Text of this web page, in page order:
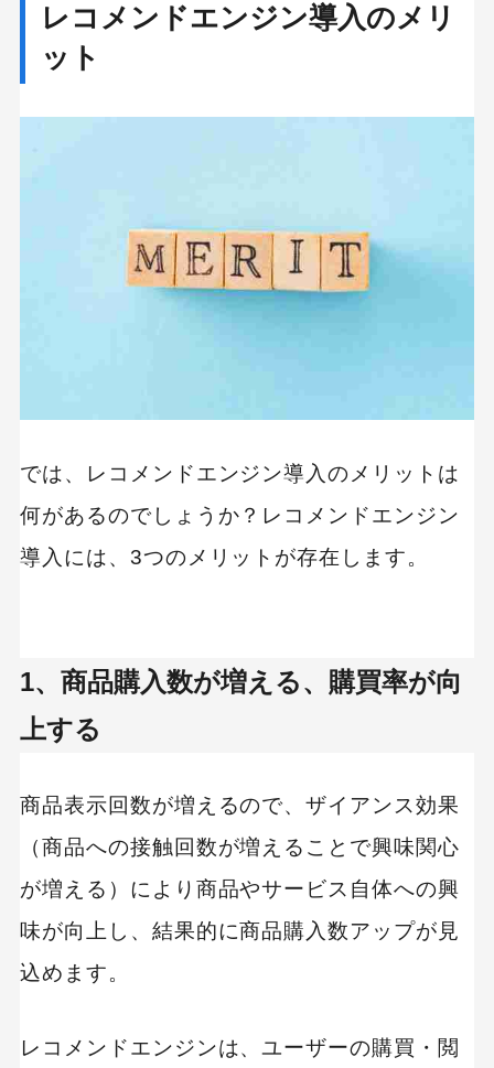
レコメンドエンジン導入のメリ
ット
では、レコメンドエンジン導入のメリットは
何があるのでしょうか？レコメンドエンジン
導入には、3つのメリットが存在します。
1、商品購入数が増える、購買率が向
上する
商品表示回数が増えるので、ザイアンス効果
（商品への接触回数が増えることで興味関心
が増える）により商品やサービス自体への興
味が向上し、結果的に商品購入数アップが見
込めます。
レコメンドエンジンは、ユーザーの購買・閲